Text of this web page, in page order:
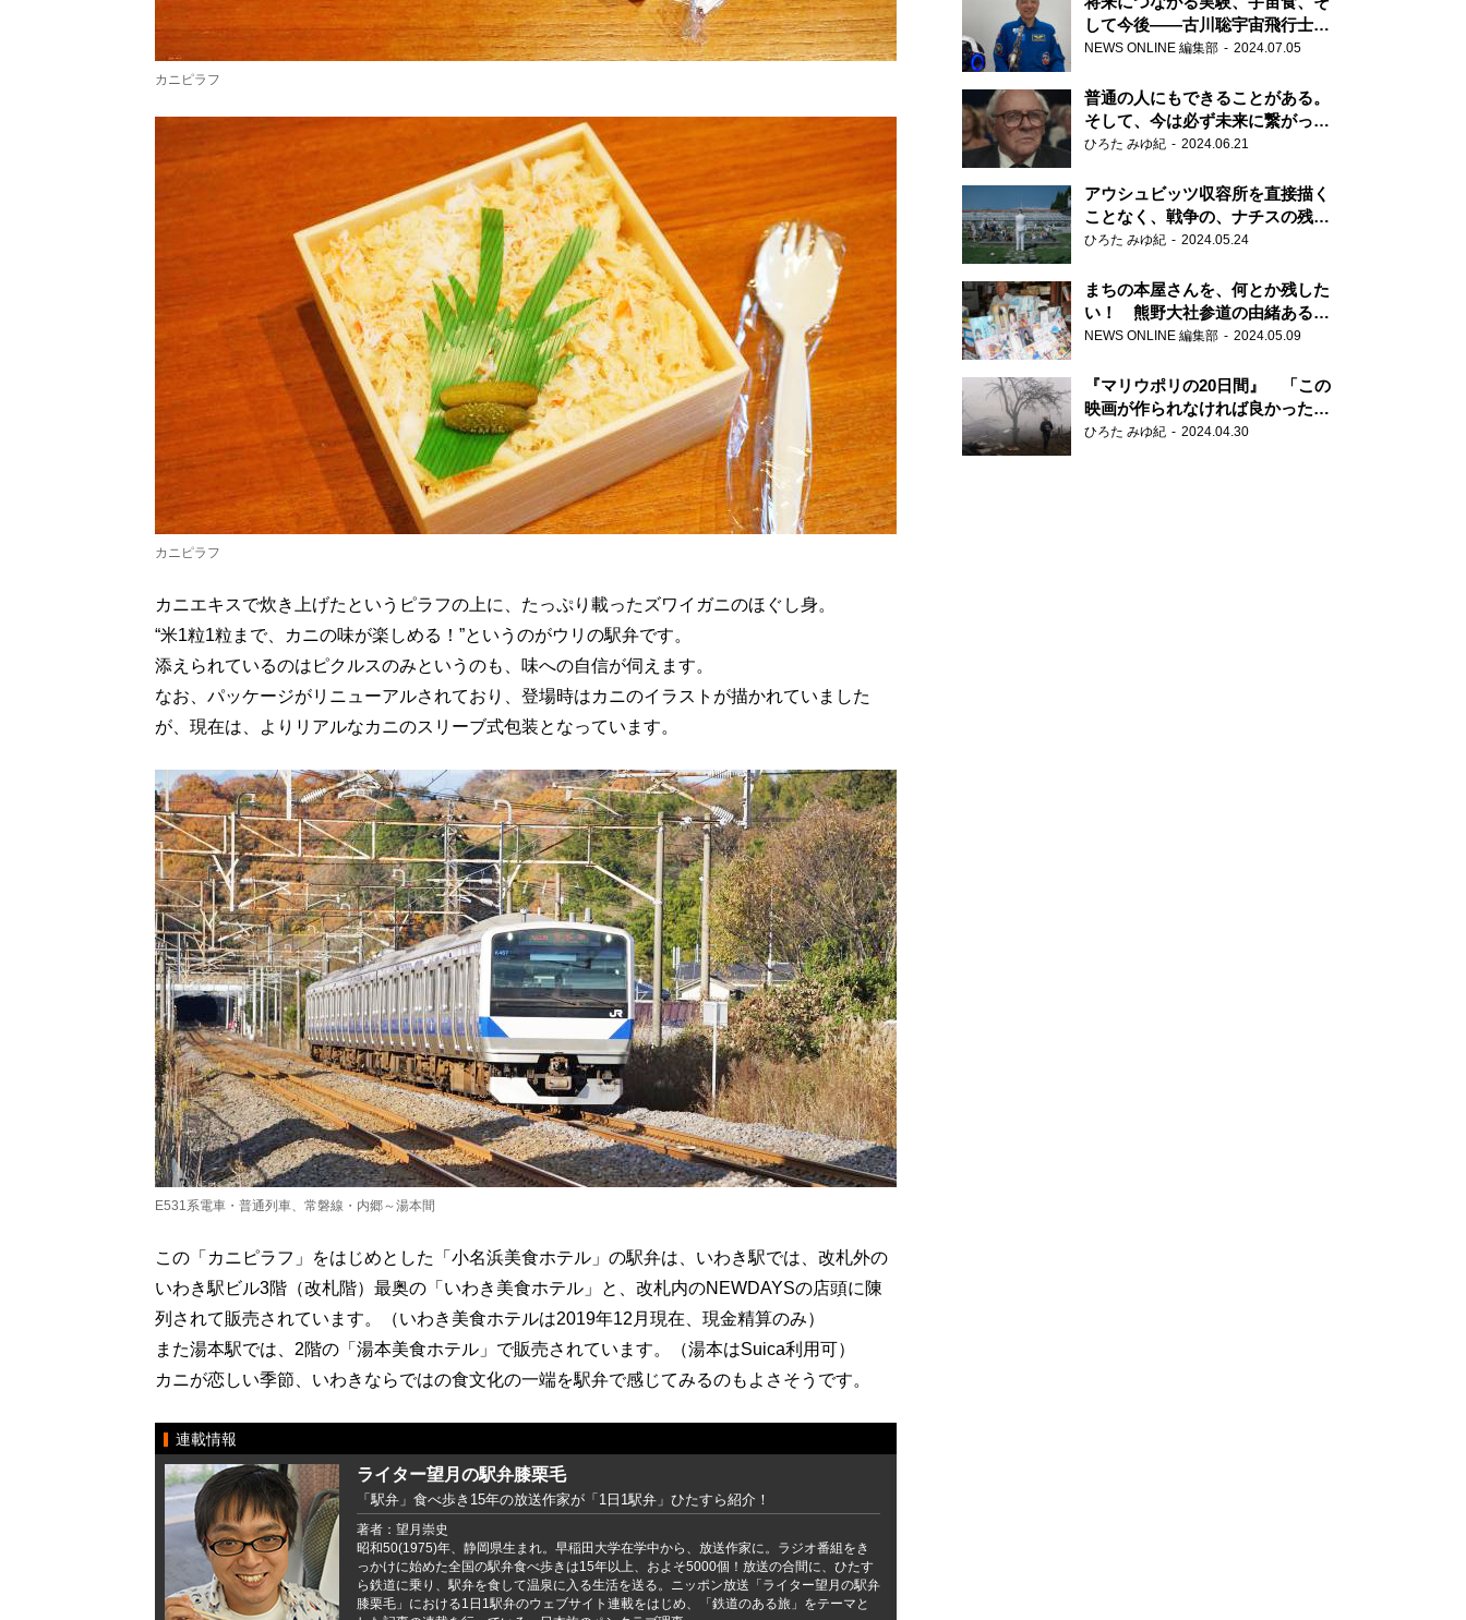
カニピラフ
カニピラフ
カニエキスで炊き上げたというピラフの上に、たっぷり載ったズワイガニのほぐし身。
“米1粒1粒まで、カニの味が楽しめる！”というのがウリの駅弁です。
添えられているのはピクルスのみというのも、味への自信が伺えます。
なお、パッケージがリニューアルされており、登場時はカニのイラストが描かれていました
が、現在は、よりリアルなカニのスリーブ式包装となっています。
E531系電車・普通列車、常磐線・内郷～湯本間
この「カニピラフ」をはじめとした「小名浜美食ホテル」の駅弁は、いわき駅では、改札外の
いわき駅ビル3階（改札階）最奥の「いわき美食ホテル」と、改札内のNEWDAYSの店頭に陳
列されて販売されています。（いわき美食ホテルは2019年12月現在、現金精算のみ）
また湯本駅では、2階の「湯本美食ホテル」で販売されています。（湯本はSuica利用可）
カニが恋しい季節、いわきならではの食文化の一端を駅弁で感じてみるのもよさそうです。
連載情報
ライター望月の駅弁膝栗毛
「駅弁」食べ歩き15年の放送作家が「1日1駅弁」ひたすら紹介！
著者：望月崇史
昭和50(1975)年、静岡県生まれ。早稲田大学在学中から、放送作家に。ラジオ番組をき
っかけに始めた全国の駅弁食べ歩きは15年以上、およそ5000個！放送の合間に、ひたす
ら鉄道に乗り、駅弁を食して温泉に入る生活を送る。ニッポン放送「ライター望月の駅弁
膝栗毛」における1日1駅弁のウェブサイト連載をはじめ、「鉄道のある旅」をテーマと
して今後――古川聡宇宙飛行士単
独インタビュー
NEWS ONLINE 編集部 2024.07.05
普通の人にもできることがある。
そして、今は必ず未来に繋がって
いく……『ONE LIFE 奇跡が繋い
ひろた みゆ紀 2024.06.21
アウシュビッツ収容所を直接描く
ことなく、戦争の、ナチスの残虐
さが見える映画 『関心領域』
ひろた みゆ紀 2024.05.24
まちの本屋さんを、何とか残した
い！ 熊野大社参道の由緒ある書
店・三代目の強い思い
NEWS ONLINE 編集部 2024.05.09
『マリウポリの20日間』 「この
映画が作られなければ良かった」
と語る監督
ひろた みゆ紀 2024.04.30